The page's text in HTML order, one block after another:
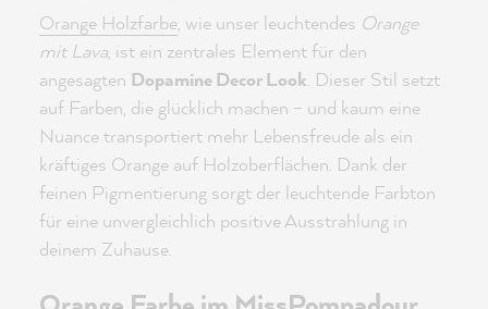
Orange Holzfarbe, wie unser leuchtendes Orange
mit Lava, ist ein zentrales Element für den
angesagten Dopamine Decor Look. Dieser Stil setzt
auf Farben, die glücklich machen – und kaum eine
Nuance transportiert mehr Lebensfreude als ein
kräftiges Orange auf Holzoberflächen. Dank der
feinen Pigmentierung sorgt der leuchtende Farbton
für eine unvergleichlich positive Ausstrahlung in
deinem Zuhause.